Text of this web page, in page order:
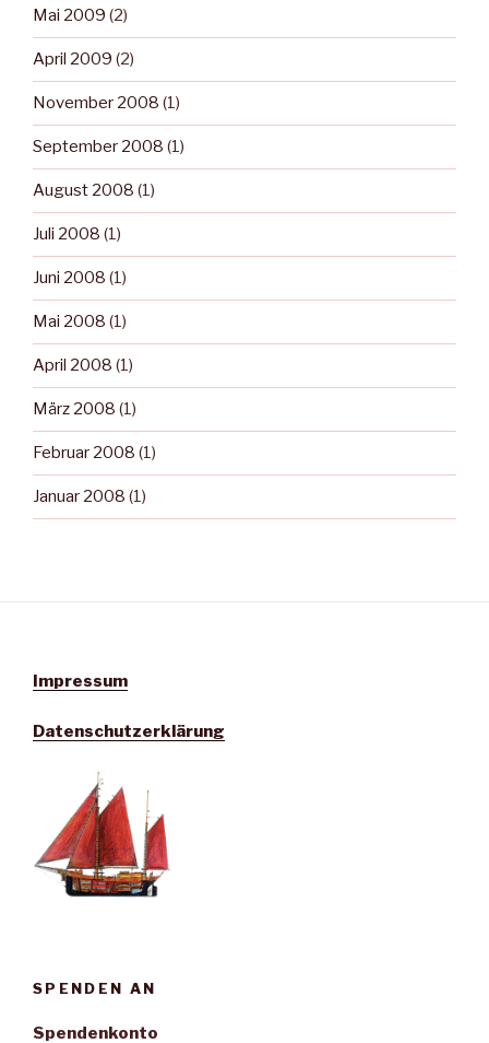
Mai 2009 (2)
April 2009 (2)
November 2008 (1)
September 2008 (1)
August 2008 (1)
Juli 2008 (1)
Juni 2008 (1)
Mai 2008 (1)
April 2008 (1)
März 2008 (1)
Februar 2008 (1)
Januar 2008 (1)
Impressum
Datenschutzerklärung
SPENDEN AN
Spendenkonto